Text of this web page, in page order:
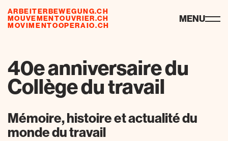
ARBEITERBEWEGUNG.CH
MOUVEMENTOUVRIER.CH
MOVIMENTOOPERAIO.CH
ressources MENU
40e anniversaire du
Collège du travail
Mémoire, histoire et actualité du
monde du travail